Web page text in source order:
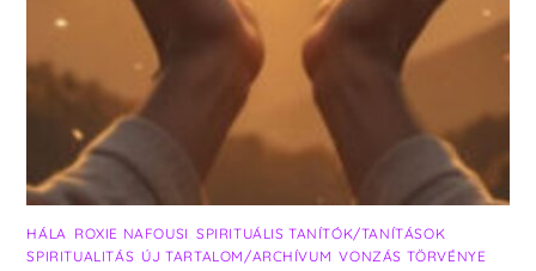
HÁLA ROXIE NAFOUSI SPIRITUÁLIS TANÍTÓK/TANÍTÁSOK
SPIRITUALITÁS ÚJ TARTALOM/ARCHÍVUM ,VONZÁS TÖRVÉNYE